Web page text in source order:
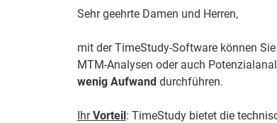
Sehr geehrte Damen und Herren,
mit der TimeStudy-Software können
MTM-Analysen oder auch
wenig Aufwanddurchführen.
IhrVorteil: TimeStudy bietet die